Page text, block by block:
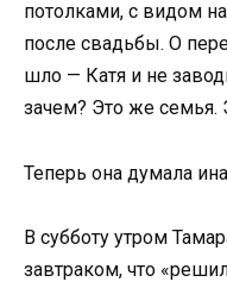
потолками, с видом
после свадьбы. О
шло — Катя и не
зачем? Это же семья.
Теперь она думала
В субботу утром
завтраком, что